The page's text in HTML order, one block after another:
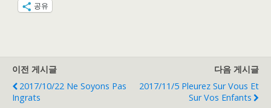
공유
이전 게시글
2017/10/22 Ne Soyons Pas
Ingrats
다음 게시글
2017/11/5 Pleurez Sur Vous Et
Sur Vos Enfants